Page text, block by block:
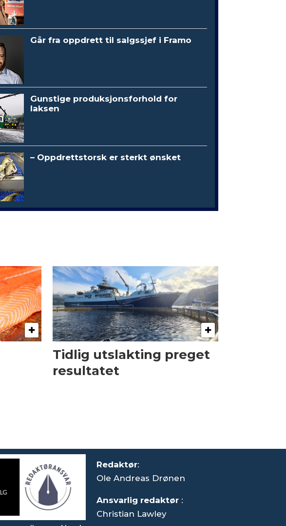
Går fra oppdrett til salgssjef i Framo
Gunstige produksjonsforhold for
laksen
– Oppdrettstorsk er sterkt ønsket
Tidlig utslakting preget
resultatet
Redaktør:
Ole Andreas Drønen
Ansvarlig redaktør :
Christian Lawley